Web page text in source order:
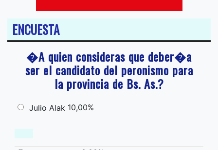
ENCUESTA
�A quien consideras que deber�a
ser el candidato del peronismo para
la provincia de Bs. As.?
Julio Alak 10,00%